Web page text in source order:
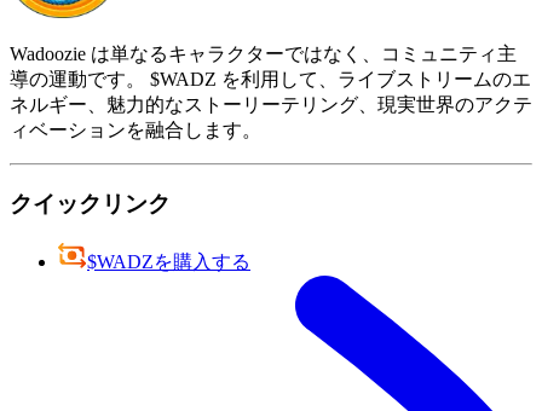
Wadoozie は単なるキャラクターではなく、コミュニティ主
導の運動です。 $WADZ を利用して、ライブストリームのエ
ネルギー、魅力的なストーリーテリング、現実世界のアクテ
ィベーションを融合します。
クイックリンク
$WADZを購入する